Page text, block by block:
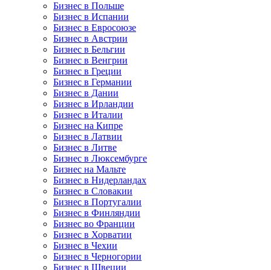
Бизнес в Польше
Бизнес в Испании
Бизнес в Евросоюзе
Бизнес в Австрии
Бизнес в Бельгии
Бизнес в Венгрии
Бизнес в Греции
Бизнес в Германии
Бизнес в Дании
Бизнес в Ирландии
Бизнес в Италии
Бизнес на Кипре
Бизнес в Латвии
Бизнес в Литве
Бизнес в Люксембурге
Бизнес на Мальте
Бизнес в Нидерландах
Бизнес в Словакии
Бизнес в Португалии
Бизнес в Финляндии
Бизнес во Франции
Бизнес в Хорватии
Бизнес в Чехии
Бизнес в Черногории
Бизнес в Швеции